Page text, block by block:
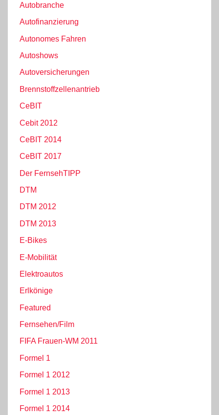
Autobranche
Autofinanzierung
Autonomes Fahren
Autoshows
Autoversicherungen
Brennstoffzellenantrieb
CeBIT
Cebit 2012
CeBIT 2014
CeBIT 2017
Der FernsehTIPP
DTM
DTM 2012
DTM 2013
E-Bikes
E-Mobilität
Elektroautos
Erlkönige
Featured
Fernsehen/Film
FIFA Frauen-WM 2011
Formel 1
Formel 1 2012
Formel 1 2013
Formel 1 2014